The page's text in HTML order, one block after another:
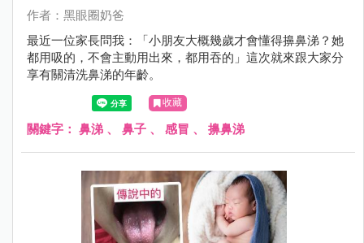
作者：黑眼圈奶爸
最近一位家長問我：「小朋友大概幾歲才會懂得擤鼻涕？她
都用吸的，不會主動用出來，都用吞的」這次就來跟大家分
享有關清洗鼻涕的年齡。
收藏
關鍵字： 鼻涕 、 鼻子 、 感冒 、 擤鼻涕